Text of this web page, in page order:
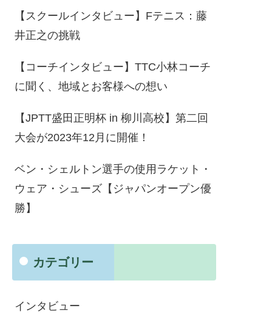
【スクールインタビュー】Fテニス：藤
井正之の挑戦
【コーチインタビュー】TTC小林コーチ
に聞く、地域とお客様への想い
【JPTT盛田正明杯 in 柳川高校】第二回
大会が2023年12月に開催！
ベン・シェルトン選手の使用ラケット・
ウェア・シューズ【ジャパンオープン優
勝】
カテゴリー
インタビュー